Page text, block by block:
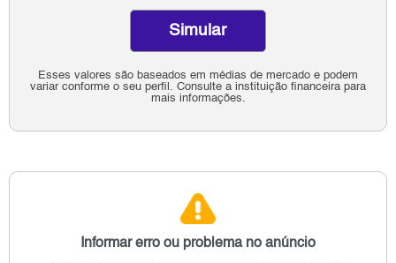
Esses valores são baseados em médias de mercado e podem
variar conforme o seu perfil. Consulte a instituição financeira para
mais informações.
Simular
Informar erro ou problema no anúncio